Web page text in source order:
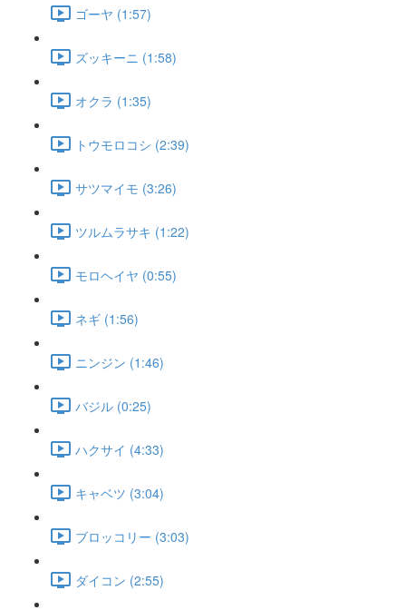
ゴーヤ (1:57)
ズッキーニ (1:58)
オクラ (1:35)
トウモロコシ (2:39)
サツマイモ (3:26)
ツルムラサキ (1:22)
モロヘイヤ (0:55)
ネギ (1:56)
ニンジン (1:46)
バジル (0:25)
ハクサイ (4:33)
キャベツ (3:04)
ブロッコリー (3:03)
ダイコン (2:55)